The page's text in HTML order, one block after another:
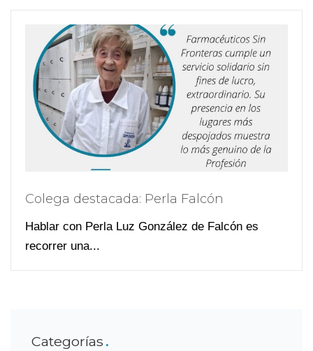
Colega destacada: Perla Falcón
Hablar con Perla Luz González de Falcón es
recorrer una...
Categorías